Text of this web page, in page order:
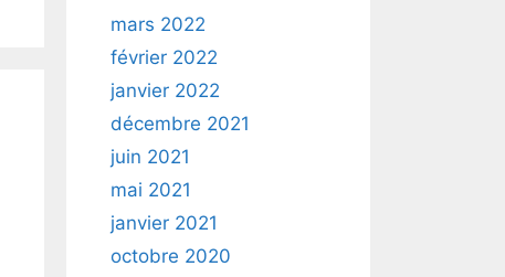
mars 2022
février 2022
janvier 2022
décembre 2021
juin 2021
mai 2021
janvier 2021
octobre 2020